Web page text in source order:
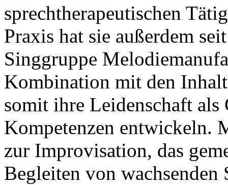
sprechtherapeutischen
Praxis hat sie außerdem
Singgruppe
Kombination mit den
somit ihre Leidenschaft
Kompetenzen entwickeln.
zur Improvisation, das
Begleiten von wachsenden